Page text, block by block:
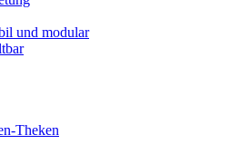
und modular
Theken